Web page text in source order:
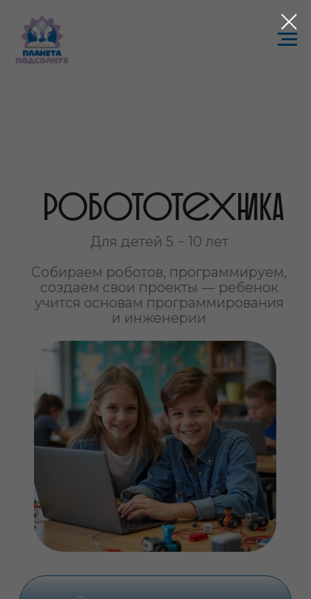
Записаться на занятие
Собираем роботов, программируем,
создаем свои проекты — ребенок
учится основам программирования